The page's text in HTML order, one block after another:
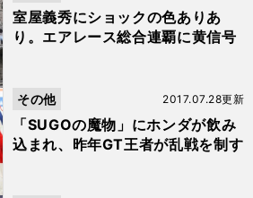
室屋義秀にショックの色ありあ
り。エアレース総合連覇に黄信号
「SUGOの魔物」にホンダが飲み
込まれ、昨年GT王者が乱戦を制す
2017.07.28更新
その他